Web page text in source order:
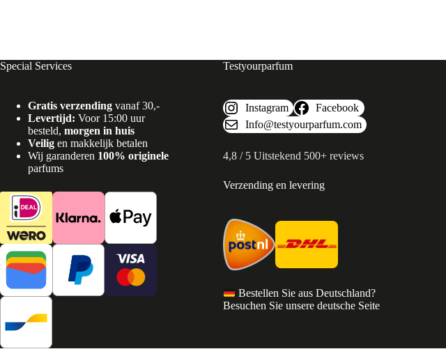
Special Services
Gratis verzending vanaf 30,-
Levertijd: Voor 15:00 uur
besteld, morgen in huis
Veilig en makkelijk betalen
Wij garanderen 100% originele
parfums
Testyourparfum
Instagram
Facebook
Info@testyourparfum.com
4,8 / 5 Uitstekend 500+ reviews
Verzending en levering
Bestellen Sie aus Deutschland?
Besuchen Sie unsere deutsche Seite